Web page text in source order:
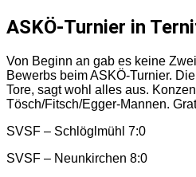
ASKÖ-Turnier in
Von Beginn an gab es keine
Bewerbs beim ASKÖ-Turnier.
Tore, sagt wohl alles aus.
Tösch/Fitsch/Egger-Mannen.
SVSF – Schlöglmühl 7:0
SVSF – Neunkirchen 8:0